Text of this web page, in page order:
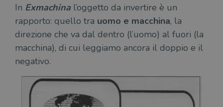
In Exmachina l’oggetto da invertire è un
rapporto: quello tra uomo e macchina, la
direzione che va dal dentro (l’uomo) al fuori (la
macchina), di cui leggiamo ancora il doppio e il
negativo.